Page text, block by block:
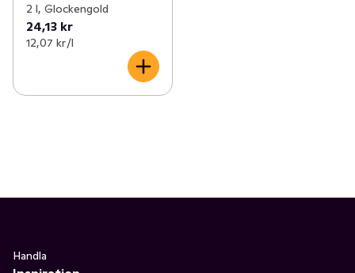
2 l, Glockengold
24,13 kr
12,07 kr /l
Handla